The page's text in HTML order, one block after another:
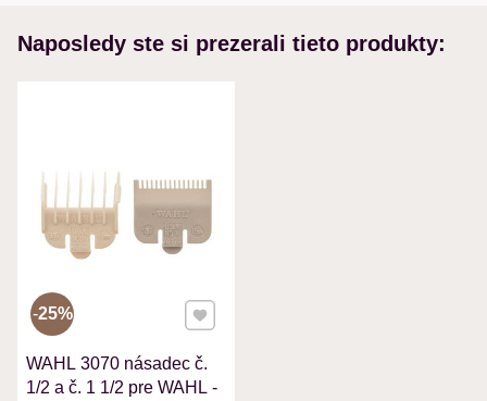
MENO
VAŠA OTÁZKA K PRODUKTU
Odoslať
Naposledy ste si prezerali tieto produkty:
WAHL 3070 násadec č.
1/2 a č. 1 1/2 pre WAHL -
25% Pridať k Obľúbeným